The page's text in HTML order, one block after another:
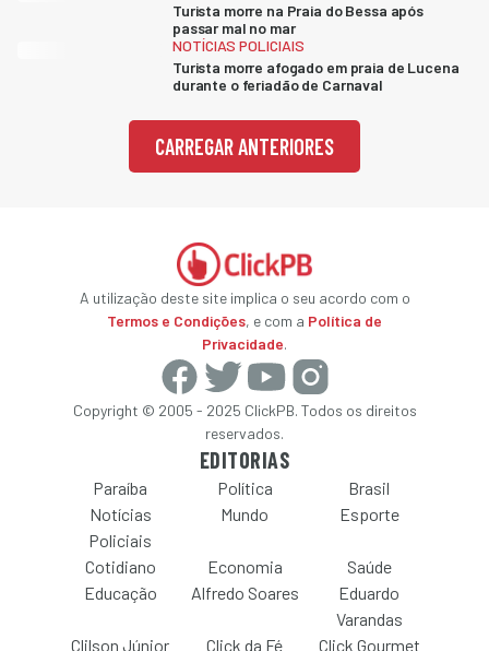
Turista morre na Praia do Bessa após
passar mal no mar
NOTÍCIAS POLICIAIS
Turista morre afogado em praia de Lucena
durante o feriadão de Carnaval
CARREGAR ANTERIORES
A utilização deste site implica o seu acordo com o
Termos e Condições, e com a Política de
Privacidade.
Copyright © 2005 - 2025 ClickPB. Todos os direitos
reservados.
EDITORIAS
Paraíba Política
Brasil
Notícias
Policiais
Mundo Esporte
Cotidiano Economia
Saúde
Educação
Alfredo Soares
Eduardo
Varandas
Clilson Júnior
Click da Fé Click Gourmet